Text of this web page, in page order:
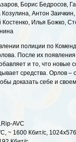
Борис Бедросов,
Антон
Костенко, Илья Божко,
полиции по
После их
и то, что новые
средства. Орлов –
доказать себе и
AVC
~ 1600 Кбит/с,